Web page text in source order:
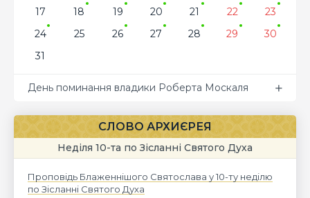
17
18 19 20 21 22
23
24
25 26 27 28 29
30
31
День поминання владики Роберта Москаля
СЛОВО АРХИЄРЕЯ
Неділя 10-та по Зісланні Святого Духа
Проповідь Блаженнішого Святослава у 10-ту неділю
по Зісланні Святого Духа